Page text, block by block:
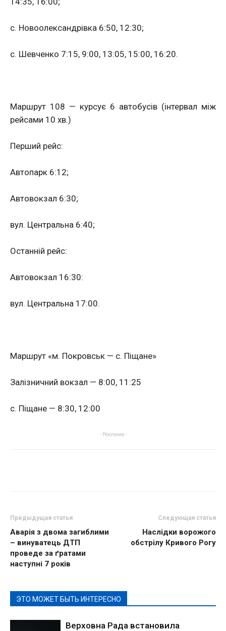
с. Новоолександрівка 6:50, 12:30;
с. Шевченко 7:15, 9:00, 13:05, 15:00, 16:20.
Маршрут 108 — курсує 6 автобусів (інтервал між
рейсами 10 хв.)
Перший рейс:
Автопарк 6:12;
Автовокзал 6:30;
вул. Центральна 6:40;
Останній рейс:
Автовокзал 16:30:
вул. Центральна 17:00.
Маршрут «м. Покровськ — с. Піщане»
Залізничний вокзал — 8:00, 11:25
с. Піщане — 8:30, 12:00
- Реклама -
Предыдущая статья
Аварія з двома загиблими
– винуватець ДТП
проведе за ґратами
наступні 7 років
Следующая статья
Наслідки ворожого
обстрілу Кривого Рогу
ЭТО МОЖЕТ БЫТЬ ИНТЕРЕСНО
Верховна Рада встановила